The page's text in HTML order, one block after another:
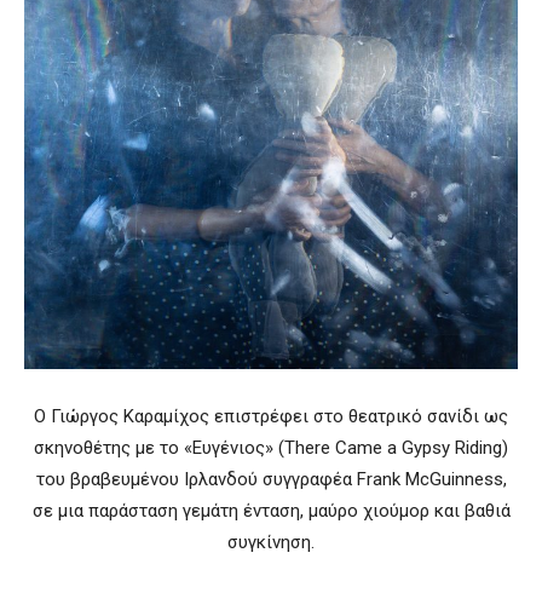
Ο Γιώργος Καραμίχος επιστρέφει στο θεατρικό σανίδι ως
σκηνοθέτης με το «Ευγένιος» (There Came a Gypsy Riding)
του βραβευμένου Ιρλανδού συγγραφέα Frank McGuinness,
σε μια παράσταση γεμάτη ένταση, μαύρο χιούμορ και βαθιά
συγκίνηση.